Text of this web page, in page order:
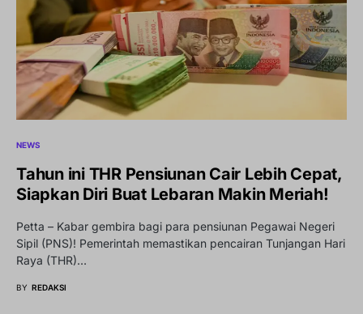
NEWS
Tahun ini THR Pensiunan Cair Lebih Cepat,
Siapkan Diri Buat Lebaran Makin Meriah!
Petta – Kabar gembira bagi para pensiunan Pegawai Negeri
Sipil (PNS)! Pemerintah memastikan pencairan Tunjangan Hari
Raya (THR)…
BY REDAKSI